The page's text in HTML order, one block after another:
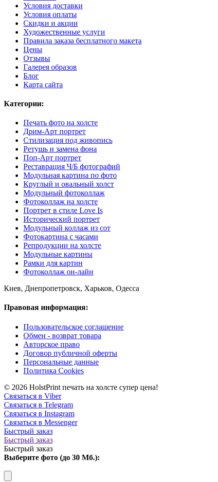
Условия доставки
Условия оплаты
Скидки и акции
Художественные услуги
Правила заказа бесплатного макета
Цены
Отзывы
Галерея образов
Блог
Карта сайта
Категории:
Печать фото на холсте
Дрим-Арт портрет
Стилизация под живопись
Ретушь и замена фона
Поп-Арт портрет
Реставрация Ч/Б фотографий
Модульная картина по фото
Круглый и овальный холст
Модульный фотоколлаж
Фотоколлаж на холсте
Портрет в стиле Love Is
Исторический портрет
Модульный коллаж из сот
Фотокартина с часами
Репродукции на холсте
Модульные картины
Рамки для картин
Фотоколлаж он-лайн
Киев, Днепропетровск, Харьков, Одесса
Правовая информация:
Пользовательское соглашение
Обмен - возврат товара
Авторское право
Договор публичной оферты
Персональные данные
Политика Cookies
© 2026 HolstPrint печать на холсте супер цена!
Связаться в Viber
Связаться в Telegram
Связаться в Instagram
Связаться в Messenger
Быстрый заказ
Быстрый заказ
Быстрый заказ
Выберите фото (до 30 Мб.):